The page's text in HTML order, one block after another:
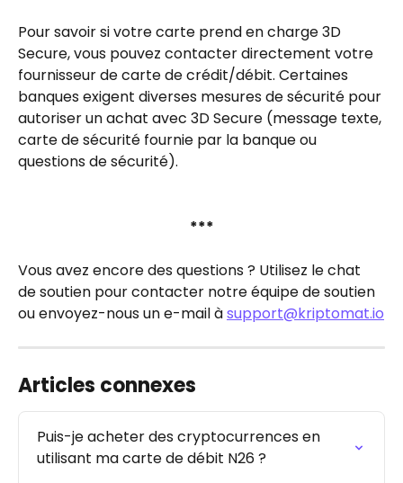
Pour savoir si votre carte prend en charge 3D
Secure, vous pouvez contacter directement votre
fournisseur de carte de crédit/débit. Certaines
banques exigent diverses mesures de sécurité pour
autoriser un achat avec 3D Secure (message texte,
carte de sécurité fournie par la banque ou
questions de sécurité).
***
Vous avez encore des questions ? Utilisez le chat
de soutien pour contacter notre équipe de soutien
ou envoyez-nous un e-mail à support@kriptomat.io
Articles connexes
Puis-je acheter des cryptocurrences en
utilisant ma carte de débit N26 ?